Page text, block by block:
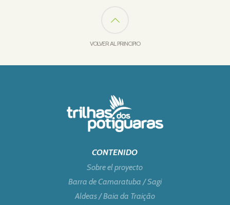
VOLVER AL PRINCIPIO
CONTENIDO
Sobre el proyecto
Barra de Camaratuba / Sagi
Aldeas / Baia da Traição